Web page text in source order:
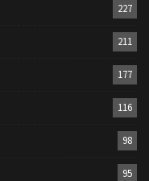
227
211
177
116
98
95